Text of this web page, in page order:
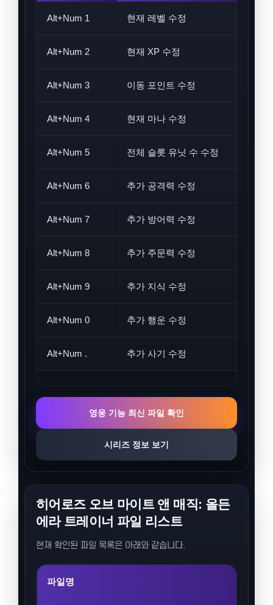
Alt+Num 1 현재 레벨 수정
Alt+Num 2 현재 XP 수정
Alt+Num 3 이동 포인트 수정
Alt+Num 4 현재 마나 수정
Alt+Num 5 전체 슬롯 유닛 수 수정
Alt+Num 6 추가 공격력 수정
Alt+Num 7 추가 방어력 수정
Alt+Num 8 추가 주문력 수정
Alt+Num 9 추가 지식 수정
Alt+Num 0 추가 행운 수정
Alt+Num . 추가 사기 수정
영웅 기능 최신 파일 확인
시리즈 정보 보기
히어로즈 오브 마이트 앤 매직: 올든
에라 트레이너 파일 리스트
현재 확인된 파일 목록은 아래와 같습니다.
파일명